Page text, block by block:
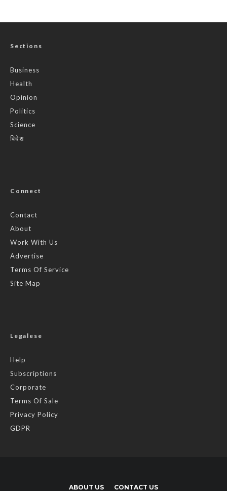
Sections
Business
Health
Opinion
Politics
Science
विदेश
Connect
Contact
About
Work With Us
Advertise
Terms Of Service
Site Map
Legalese
Help
Subscriptions
Corporate
Terms Of Sale
Privacy Policy
GDPR
ABOUT US CONTACT US